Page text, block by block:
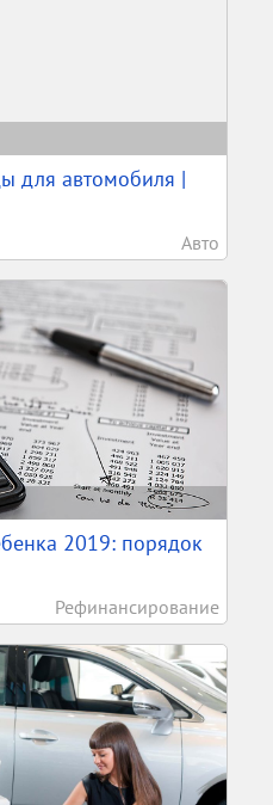
для автомобиля |
Авто
2019: порядок
Рефинансирование